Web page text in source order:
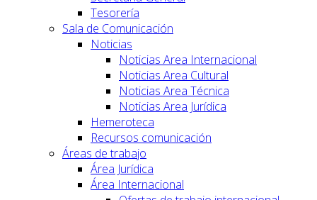
Tesorería
Sala de Comunicación
Noticias
Noticias Area Internacional
Noticias Area Cultural
Noticias Area Técnica
Noticias Area Jurídica
Hemeroteca
Recursos comunicación
Áreas de trabajo
Área Jurídica
Área Internacional